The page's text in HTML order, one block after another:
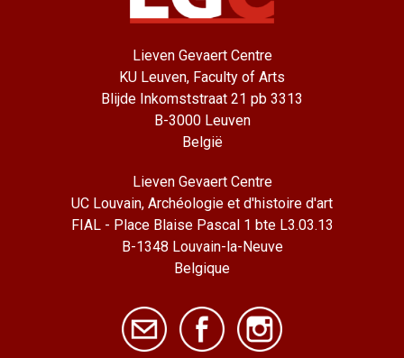
Lieven Gevaert Centre
KU Leuven, Faculty of Arts
Blijde Inkomststraat 21 pb 3313
B-3000 Leuven
België
Lieven Gevaert Centre
UC Louvain, Archéologie et d'histoire d'art
FIAL - Place Blaise Pascal 1 bte L3.03.13
B-1348 Louvain-la-Neuve
Belgique